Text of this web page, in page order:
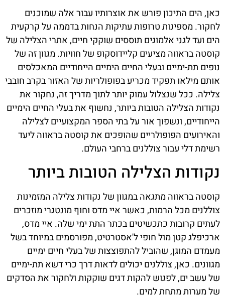
כאן, הים התיכון פורש את אוצרותיו עבור אלה שמוכנים
לחקור. מספינות טרופות עתיקות הנחות בדממה על קרקעית
הים ועד לגני אלמוגים תוססים שוקקי חיים, אתרי הצלילה של
קוסטה בראווה מציעים קליידוסקופ של חוויות. מגוון זה של
נופים תת-ימיים ובעלי החיים הימיים הייחודיים המאכלסים
אותם מילאו תפקיד מכריע בפופולריות של האזור בקרב חובבי
צלילה. ככל שנצלול עמוק יותר לתוך מדריך זה, נחקור את
נקודות הצלילה הטובות ביותר, נחשוף את בעלי החיים הימיים
הייחודיים, ונשפוך אור על בתי הספר המקצועיים לצלילה
והאירועים הפופולריים שהופכים את קוסטה בראווה ליעד
רשימת דלי עבור צוללנים ברחבי העולם.
נקודות הצלילה הטובות ביותר
קוסטה בראווה מתגאה במגוון של נקודות צלילה המזמינות
צוללנים מכל הרמות, כאשר איי מדס וחוף מונטגרי מוזכרים
לעתים קרובות כתכשיטים בכתר התת ימי שלה. איי מדס,
ארכיפלג קטן מול חופי ל'אסטרטיט, מפורסמים במיוחד בשל
מעמדם המוגן, שהוביל להתפוצצות של בעלי חיים ימיים
מגוונים. כאן, צוללנים יכולים לדאות דרך כרי דשא תת-ימיים
של עשב ים, לפגוש להקות דגים שוקקות ולחקור את הסדקים
של מערות מתחת למים.